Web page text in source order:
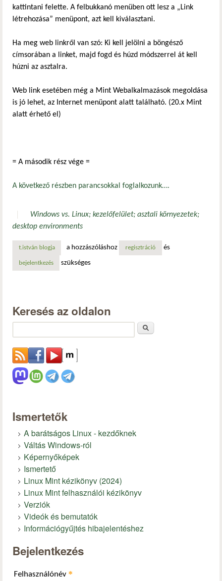
kattintani felette. A felbukkanó menüben ott lesz a „Link
létrehozása” menüpont, azt kell kiválasztani.
Ha meg web linkről van szó: Ki kell jelölni a böngésző
címsorában a linket, majd fogd és húzd módszerrel át kell
húzni az asztalra.
Web link esetében még a Mint Webalkalmazások megoldása
is jó lehet, az Internet menüpont alatt található. (20.x Mint
alatt érhető el)
= A második rész vége =
A következő részben parancsokkal foglalkozunk….
Windows vs. Linux; kezelőfelület; asztali környezetek;
desktop environments
t.istván blogja a hozzászóláshoz regisztráció és
bejelentkezés szükséges
Keresés az oldalon
Ismertetők
A barátságos Linux - kezdőknek
Váltás Windows-ról
Képernyőképek
Ismertető
Linux Mint kézikönyv (2024)
Linux Mint felhasználói kézikönyv
Verziók
Videók és bemutatók
Információgyűjtés hibajelentéshez
Bejelentkezés
Felhasználónév *